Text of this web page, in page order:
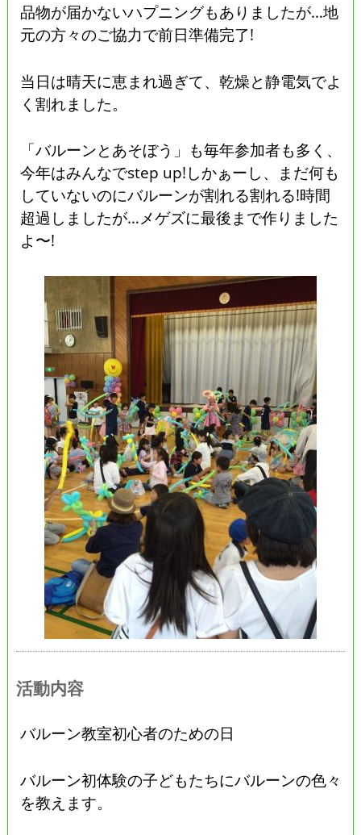
品物が届かないハプニングもありましたが…地
元の方々のご協力で前日準備完了!
当日は晴天に恵まれ過ぎて、乾燥と静電気でよ
く割れました。
「バルーンとあそぼう」も毎年参加者も多く、
今年はみんなでstep up!しかぁーし、まだ何も
していないのにバルーンが割れる割れる!時間
超過しましたが…メゲズに最後まで作りました
よ〜!
活動内容
バルーン教室初心者のための日
バルーン初体験の子どもたちにバルーンの色々
を教えます。